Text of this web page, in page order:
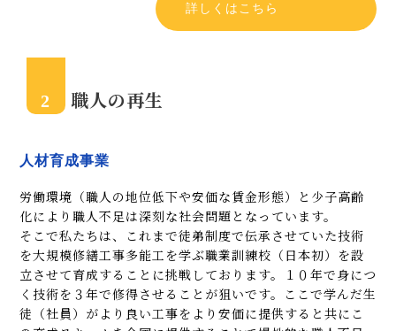
詳しくはこちら
2 職人の再生
人材育成事業
労働環境（職人の地位低下や安価な賃金形態）と少子高齢
化により職人不足は深刻な社会問題となっています。
そこで私たちは、これまで徒弟制度で伝承させていた技術
を大規模修繕工事多能工を学ぶ職業訓練校（日本初）を設
立させて育成することに挑戦しております。１０年で身につ
く技術を３年で修得させることが狙いです。ここで学んだ生
徒（社員）がより良い工事をより安価に提供すると共にこ